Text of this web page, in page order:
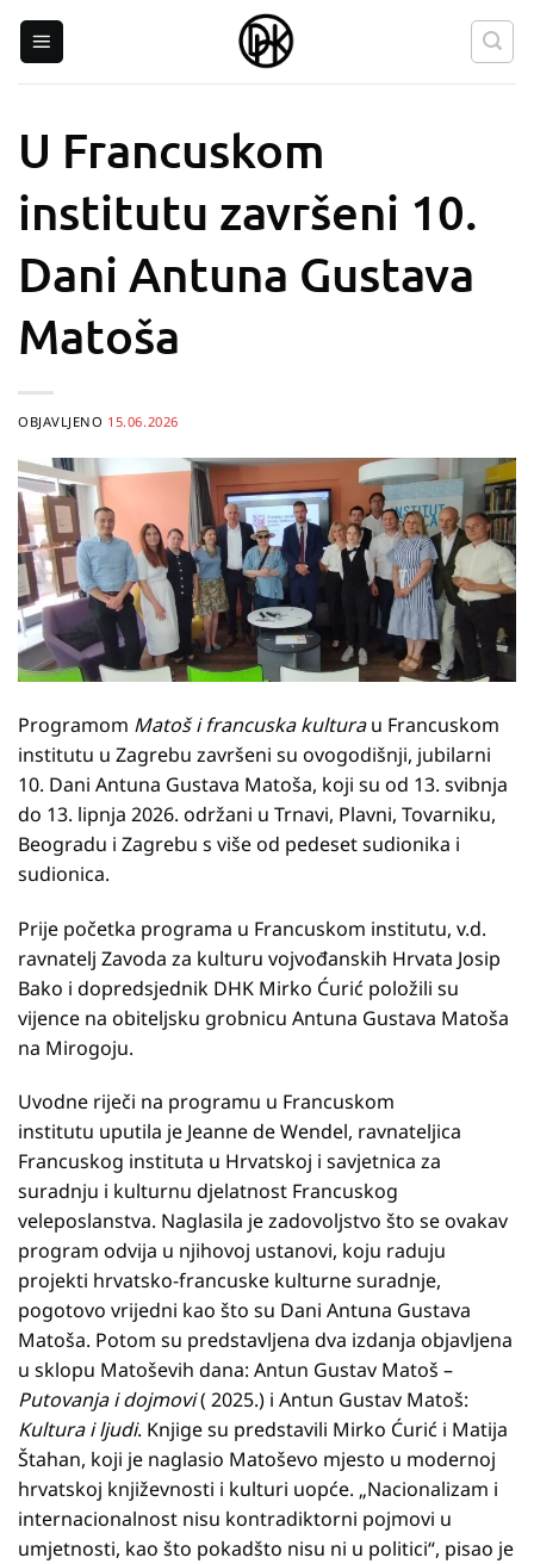
U Francuskom
institutu završeni 10.
Dani Antuna Gustava
Matoša
OBJAVLJENO 15.06.2026
Programom Matoš i francuska kulturau Francuskom
institutu u Zagrebu završeni su ovogodišnji, jubilarni
10. Dani Antuna Gustava Matoša, koji su od 13. svibnja
do 13. lipnja 2026. održani u Trnavi, Plavni, Tovarniku,
Beogradu i Zagrebu s više od pedeset sudionika i
sudionica.
Prije početka programa u Francuskom institutu, v.d.
ravnatelj Zavoda za kulturu vojvođanskih Hrvata Josip
Bako i dopredsjednik DHK Mirko Ćurić položili su
vijence na obiteljsku grobnicu Antuna Gustava Matoša
na Mirogoju.
Uvodne riječi na programu u Francuskom
institutu uputila je Jeanne de Wendel, ravnateljica
Francuskog instituta u Hrvatskoj i savjetnica za
suradnju i kulturnu djelatnost Francuskog
veleposlanstva. Naglasila je zadovoljstvo što se ovakav
program odvija u njihovoj ustanovi, koju raduju
projekti hrvatsko-francuske kulturne suradnje,
pogotovo vrijedni kao što su Dani Antuna Gustava
Matoša. Potom su predstavljena dva izdanja objavljena
u sklopu Matoševih dana: Antun Gustav Matoš –
Putovanja i dojmovi( 2025.) i Antun Gustav Matoš:
Kultura i ljudi. Knjige su predstavili Mirko Ćurić i Matija
Štahan, koji je naglasio Matoševo mjesto u modernoj
hrvatskoj književnosti i kulturi uopće. „Nacionalizam i
internacionalnost nisu kontradiktorni pojmovi u
umjetnosti, kao što pokadšto nisu ni u politici“, pisao je